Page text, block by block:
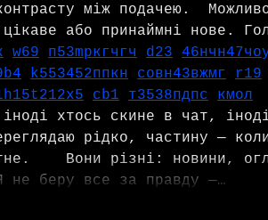
між подачею.
або принаймні нове.
w69 п53mpкгчгч d23 46нчн47чо
b4 k553452ппкн совн43вжмг
r19
h15t212x5 cb1 т3538пдпс кмол
хтось скине в чат,
рідко, частину —
Вони різні: новини,
не беру все за правду —…